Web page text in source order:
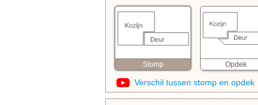
Stomp Opdek
Verschil tussen stomp en opdek